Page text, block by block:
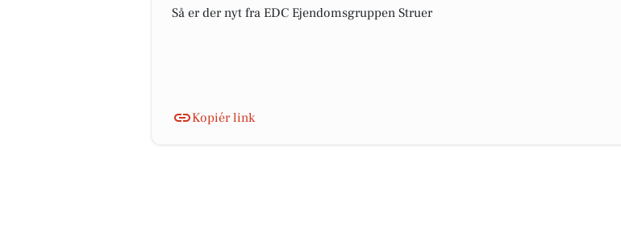
Så er der nyt fra EDC Ejen­doms­grup­pen Struer
Kopiér link